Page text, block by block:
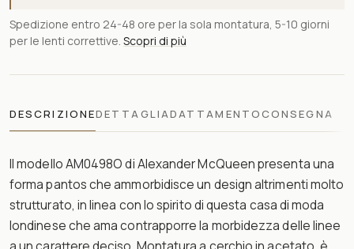
Spedizione entro 24-48 ore per la sola montatura, 5-10 giorni
per le lenti correttive. Scopri di più
DESCRIZIONEDETTAGLIADATTAMENTOCONSEGNA
Il modello AM0498O di Alexander McQueen presenta una
forma pantos che ammorbidisce un design altrimenti molto
strutturato, in linea con lo spirito di questa casa di moda
londinese che ama contrapporre la morbidezza delle linee